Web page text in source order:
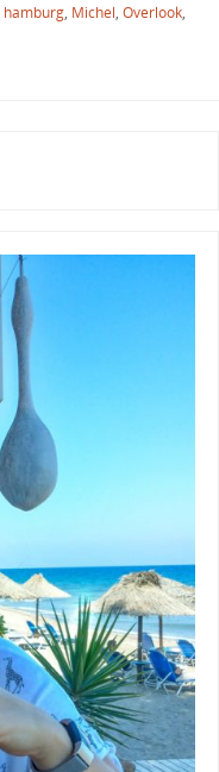
hamburg, Michel, Overlook,